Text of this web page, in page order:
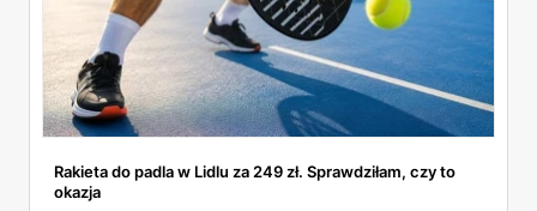
Rakieta do padla w Lidlu za 249 zł. Sprawdziłam, czy to
okazja